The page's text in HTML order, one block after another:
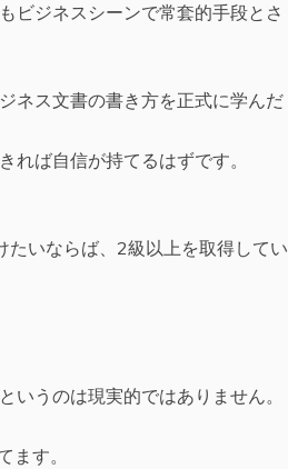
ビジネスシーンで常套的手段とさ
ネス文書の書き方を正式に学んだ
ば自信が持てるはずです。
たいならば、2級以上を取得してい
うのは現実的ではありません。
ます。